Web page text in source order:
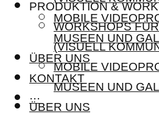
MOBILE
MUSEEN UND
ÜBER UNS
KONTAKT
···
PRODUKTION &
WORKSHOPS
(VISUELL
MOBILE
MUSEEN UND
ÜBER UNS